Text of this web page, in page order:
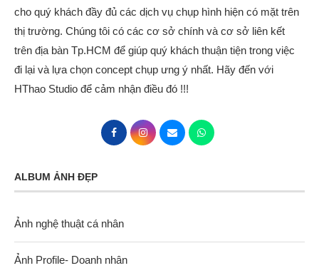
cho quý khách đầy đủ các dịch vụ chụp hình hiện có mặt trên
thị trường. Chúng tôi có các cơ sở chính và cơ sở liên kết
trên địa bàn Tp.HCM để giúp quý khách thuận tiện trong việc
đi lại và lựa chọn concept chụp ưng ý nhất. Hãy đến với
HThao Studio để cảm nhận điều đó !!!
ALBUM ẢNH ĐẸP
Ảnh nghệ thuật cá nhân
Ảnh Profile- Doanh nhân